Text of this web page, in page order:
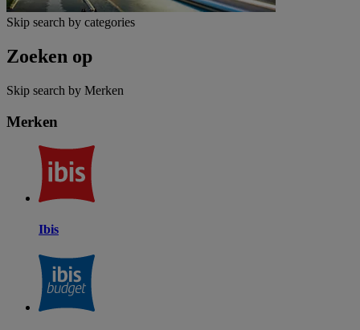
Skip search by categories
Zoeken op
Skip search by Merken
Merken
Ibis